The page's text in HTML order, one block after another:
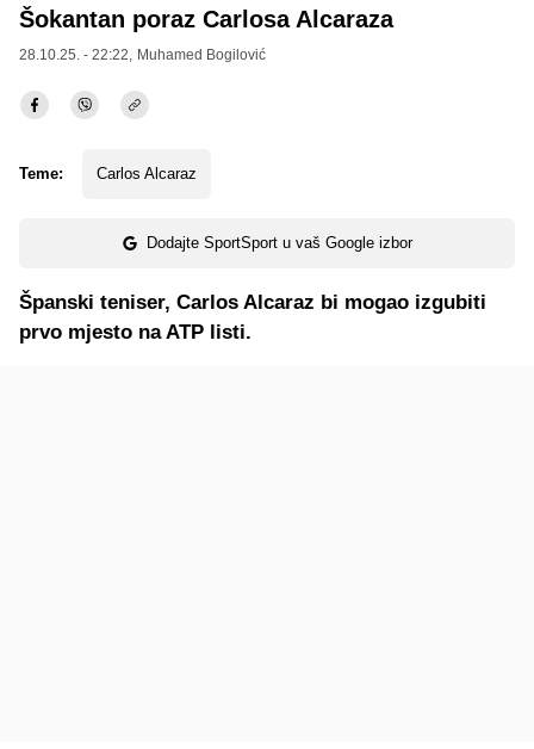
Šokantan poraz Carlosa Alcaraza
28.10.25. - 22:22, Muhamed Bogilović
Teme: Carlos Alcaraz
Dodajte SportSport u vaš Google izbor
Španski teniser, Carlos Alcaraz bi mogao izgubiti
prvo mjesto na ATP listi.